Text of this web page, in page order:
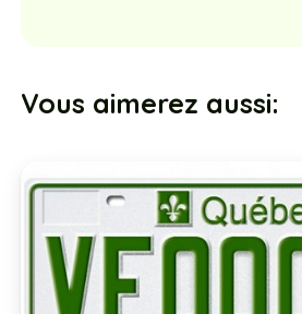
Vous aimerez aussi: